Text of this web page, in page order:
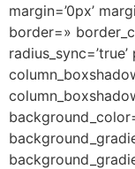
margin=’0px’
border=»